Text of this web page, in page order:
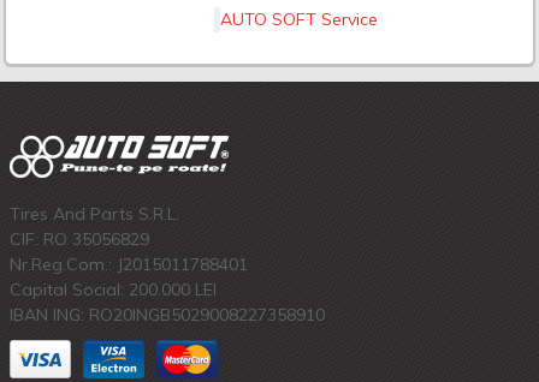
AUTO SOFT Service
Tires And Parts S.R.L.
CIF: RO 35056829
Nr.Reg.Com.: J2015011788401
Capital Social: 200.000 LEI
IBAN ING: RO20INGB5029008227358910